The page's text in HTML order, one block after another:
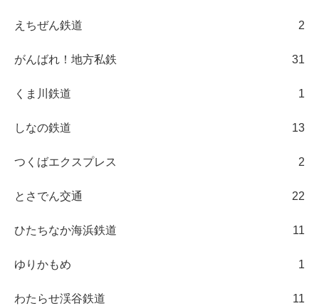
えちぜん鉄道 2
がんばれ！地方私鉄 31
くま川鉄道 1
しなの鉄道 13
つくばエクスプレス 2
とさでん交通 22
ひたちなか海浜鉄道 11
ゆりかもめ 1
わたらせ渓谷鉄道 11